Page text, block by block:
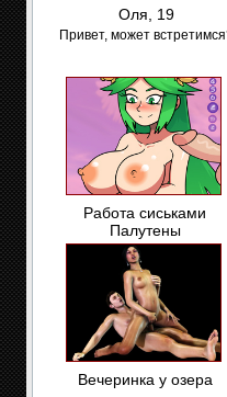
Оля, 19
Привет, может
Работа сиськами
Палутены
Вечеринка у озера